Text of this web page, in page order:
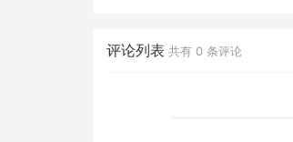
评论列表 共有 0 条评论